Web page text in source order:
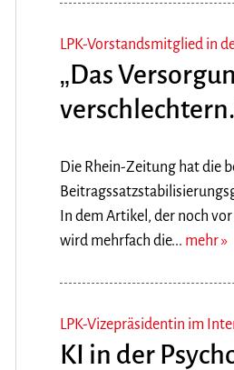
LPK-Vorstandsmitglied in
„Das
Die Rhein-Zeitung hat die
In dem Artikel, der noch
wird mehrfach die... mehr
LPK-Vizepräsidentin im
KI in der